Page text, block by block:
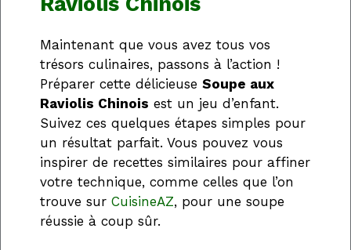
Maintenant que vous avez tous vos
trésors culinaires, passons à l’action !
Préparer cette délicieuse Soupe aux
Raviolis Chinois est un jeu d’enfant.
Suivez ces quelques étapes simples pour
un résultat parfait. Vous pouvez vous
inspirer de recettes similaires pour affiner
votre technique, comme celles que l’on
trouve sur CuisineAZ, pour une soupe
réussie à coup sûr.